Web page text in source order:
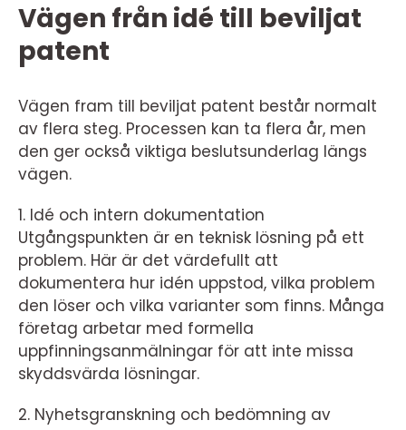
Vägen från idé till beviljat
patent
Vägen fram till beviljat patent består normalt
av flera steg. Processen kan ta flera år, men
den ger också viktiga beslutsunderlag längs
vägen.
1. Idé och intern dokumentation
Utgångspunkten är en teknisk lösning på ett
problem. Här är det värdefullt att
dokumentera hur idén uppstod, vilka problem
den löser och vilka varianter som finns. Många
företag arbetar med formella
uppfinningsanmälningar för att inte missa
skyddsvärda lösningar.
2. Nyhetsgranskning och bedömning av